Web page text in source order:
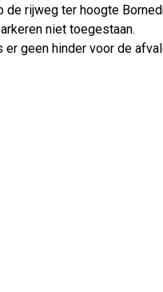
de rijweg ter hoogte
niet toegestaan.
geen hinder voor de